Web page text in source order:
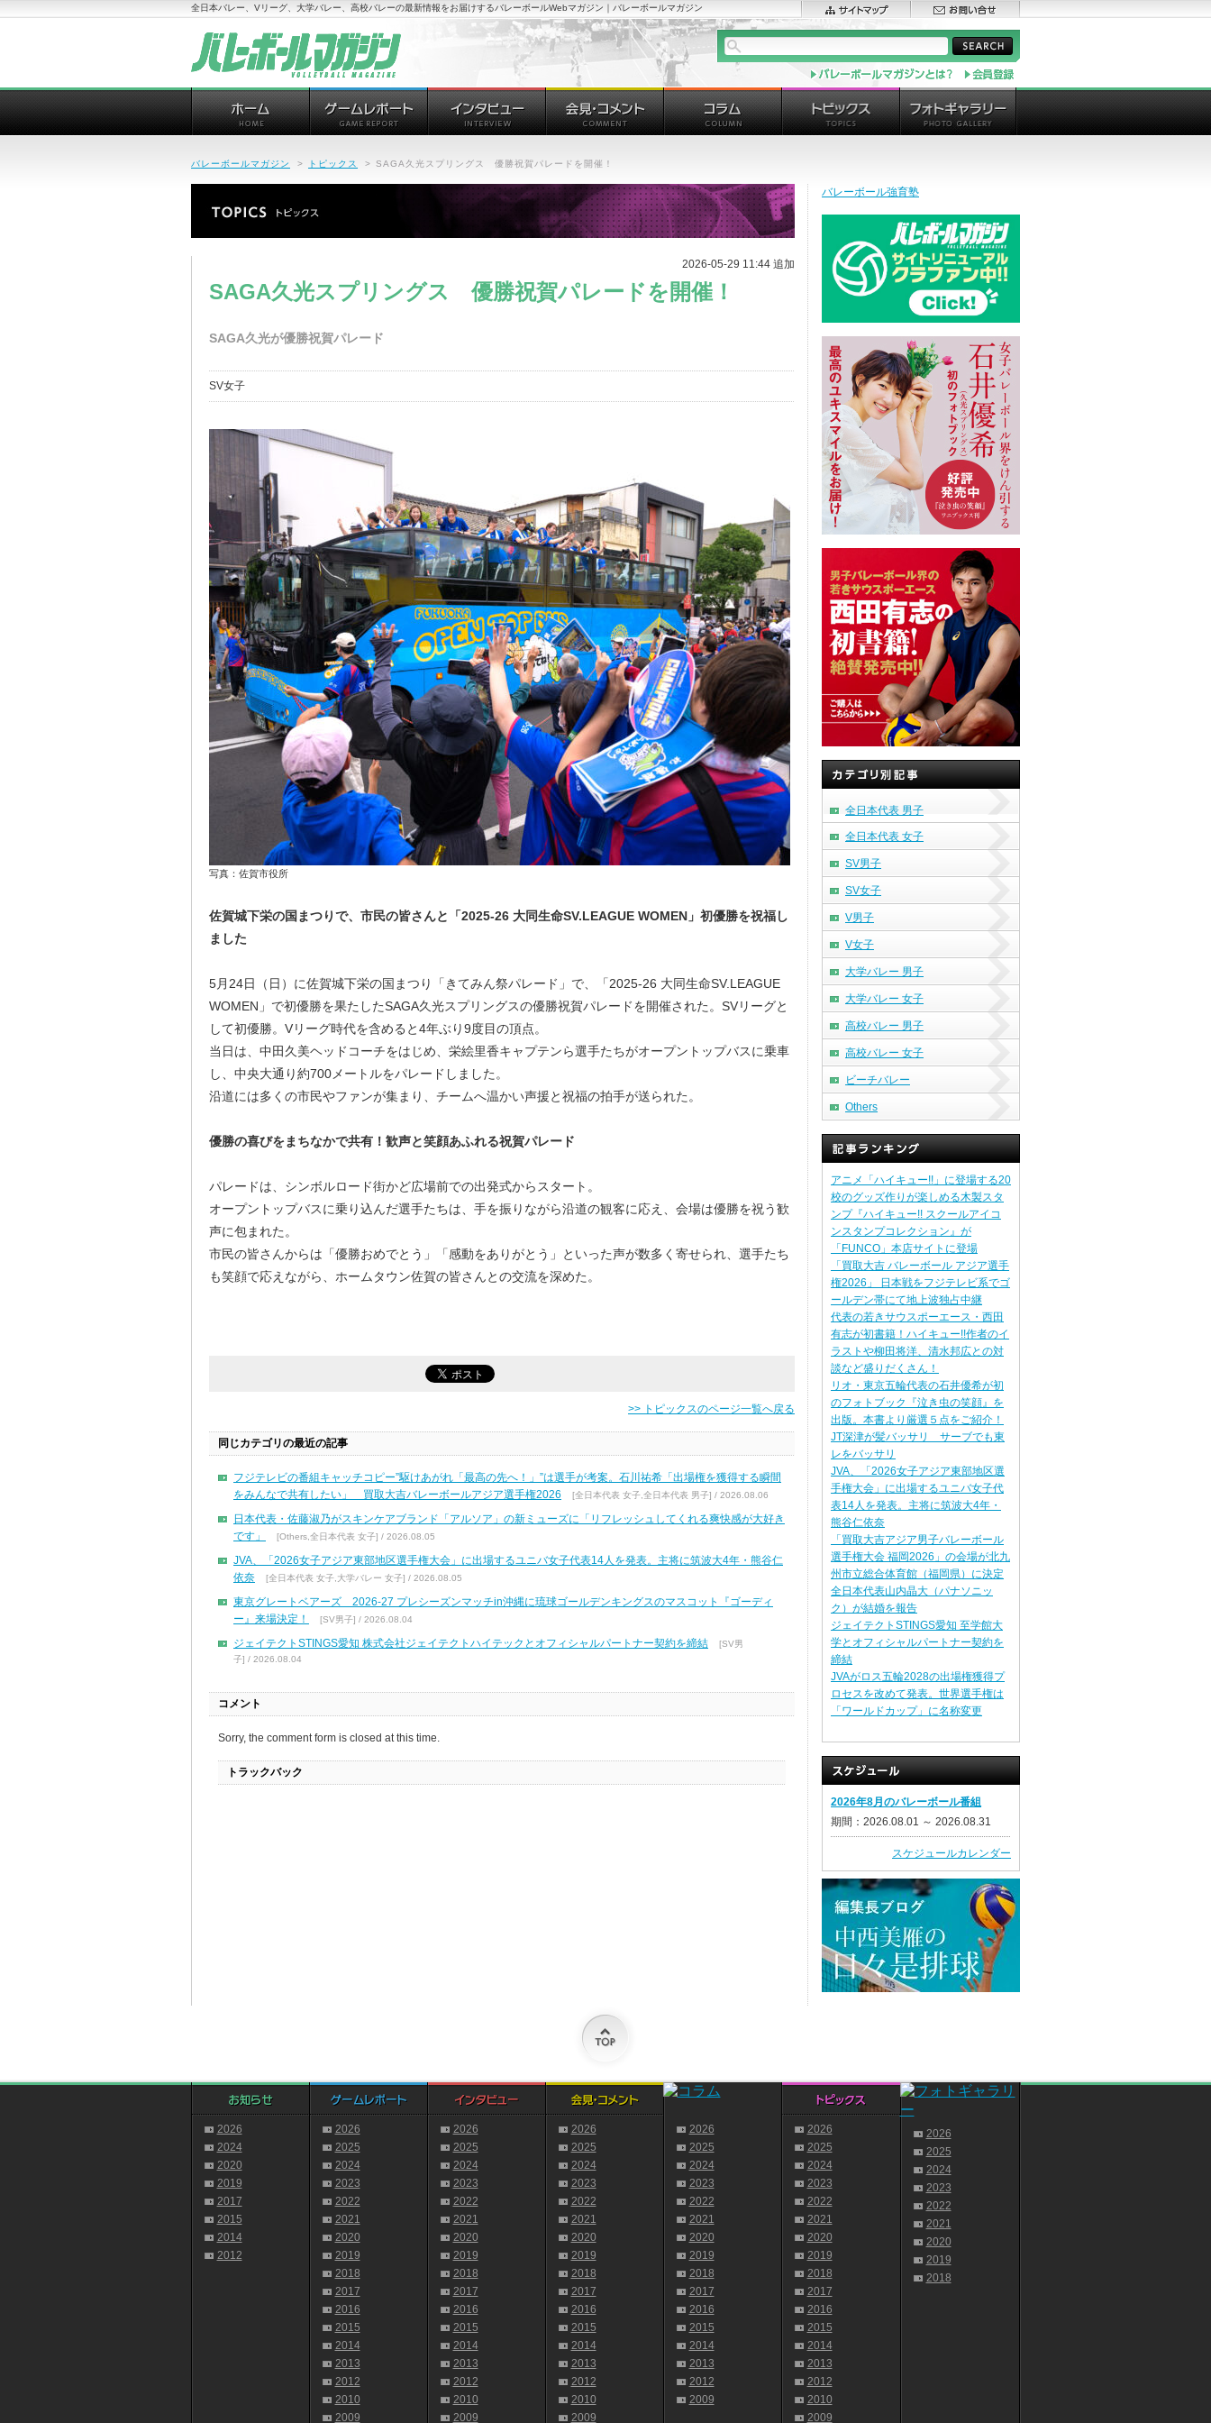
全日本バレー、Vリーグ、大学バレー、高校バレーの最新情報をお届けするバレーボールWebマガジン｜バレーボールマガジン
バレーボールマガジン > トピックス > SAGA久光スプリングス 優勝祝賀パレードを開催！
2026-05-29 11:44 追加
SAGA久光スプリングス 優勝祝賀パレードを開催！
SAGA久光が優勝祝賀パレード
SV女子
写真：佐賀市役所
佐賀城下栄の国まつりで、市民の皆さんと「2025-26 大同生命SV.LEAGUE WOMEN」初優勝を祝福し
ました
5月24日（日）に佐賀城下栄の国まつり「きてみん祭パレード」で、「2025-26 大同生命SV.LEAGUE
WOMEN」で初優勝を果たしたSAGA久光スプリングスの優勝祝賀パレードを開催された。SVリーグと
して初優勝。Vリーグ時代を含めると4年ぶり9度目の頂点。
当日は、中田久美ヘッドコーチをはじめ、栄絵里香キャプテンら選手たちがオープントップバスに乗車
し、中央大通り約700メートルをパレードしました。
沿道には多くの市民やファンが集まり、チームへ温かい声援と祝福の拍手が送られた。
優勝の喜びをまちなかで共有！歓声と笑顔あふれる祝賀パレード
パレードは、シンボルロード街かど広場前での出発式からスタート。
オープントップバスに乗り込んだ選手たちは、手を振りながら沿道の観客に応え、会場は優勝を祝う歓
声に包まれた。
市民の皆さんからは「優勝おめでとう」「感動をありがとう」といった声が数多く寄せられ、選手たち
も笑顔で応えながら、ホームタウン佐賀の皆さんとの交流を深めた。
>> トピックスのページ一覧へ戻る
同じカテゴリの最近の記事
フジテレビの番組キャッチコピー”駆けあがれ「最高の先へ！」”は選手が考案。石川祐希「出場権を獲得する瞬間
をみんなで共有したい」 買取大吉バレーボールアジア選手権2026
[全日本代表 女子,全日本代表 男子] / 2026.08.06
日本代表・佐藤淑乃がスキンケアブランド「アルソア」の新ミューズに「リフレッシュしてくれる爽快感が大好き
です」
[Others,全日本代表 女子] / 2026.08.05
JVA、「2026女子アジア東部地区選手権大会」に出場するユニバ女子代表14人を発表。主将に筑波大4年・熊谷仁
依奈
[全日本代表 女子,大学バレー 女子] / 2026.08.05
東京グレートベアーズ 2026-27 プレシーズンマッチin沖縄に琉球ゴールデンキングスのマスコット『ゴーディ
ー』来場決定！
[SV男子] / 2026.08.04
ジェイテクトSTINGS愛知 株式会社ジェイテクトハイテックとオフィシャルパートナー契約を締結 [SV男
子] / 2026.08.04
コメント
Sorry, the comment form is closed at this time.
トラックバック
バレーボール強育塾
全日本代表 男子
全日本代表 女子
SV男子
SV女子
V男子
V女子
大学バレー 男子
大学バレー 女子
高校バレー 男子
高校バレー 女子
ビーチバレー
Others
アニメ「ハイキュー!!」に登場する20
校のグッズ作りが楽しめる木製スタ
ンプ『ハイキュー!! スクールアイコ
ンスタンプコレクション』が
「FUNCO」本店サイトに登場
「買取大吉 バレーボール アジア選手
権2026」 日本戦をフジテレビ系でゴ
ールデン帯にて地上波独占中継
代表の若きサウスポーエース・西田
有志が初書籍！ハイキュー!!作者のイ
ラストや柳田将洋、清水邦広との対
談など盛りだくさん！
リオ・東京五輪代表の石井優希が初
のフォトブック『泣き虫の笑顔』を
出版。本書より厳選５点をご紹介！
JT深津が髪バッサリ サーブでも東
レをバッサリ
JVA、「2026女子アジア東部地区選
手権大会」に出場するユニバ女子代
表14人を発表。主将に筑波大4年・
熊谷仁依奈
「買取大吉アジア男子バレーボール
選手権大会 福岡2026」の会場が北九
州市立総合体育館（福岡県）に決定
全日本代表山内晶大（パナソニッ
ク）が結婚を報告
ジェイテクトSTINGS愛知 至学館大
学とオフィシャルパートナー契約を
締結
JVAがロス五輪2028の出場権獲得プ
ロセスを改めて発表。世界選手権は
「ワールドカップ」に名称変更
2026年8月のバレーボール番組
期間：2026.08.01 ～ 2026.08.31
スケジュールカレンダー
2026
2024
2020
2019
2017
2015
2014
2012
2026
2025
2024
2023
2022
2021
2020
2019
2018
2017
2016
2015
2014
2013
2012
2010
2009
2026
2025
2024
2023
2022
2021
2020
2019
2018
2017
2016
2015
2014
2013
2012
2010
2009
2026
2025
2024
2023
2022
2021
2020
2019
2018
2017
2016
2015
2014
2013
2012
2010
2009
2026
2025
2024
2023
2022
2021
2020
2019
2018
2017
2016
2015
2014
2013
2012
2009
2026
2025
2024
2023
2022
2021
2020
2019
2018
2017
2016
2015
2014
2013
2012
2010
2009
2026
2025
2024
2023
2022
2021
2020
2019
2018